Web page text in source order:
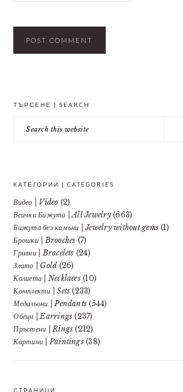
ТЪРСЕНЕ | SEARCH
this
КАТЕГОРИИ | CATEGORIES
Видео | Video (2)
Всички Бижута | All Jewelry(663)
Бижута без камъни | Jewelry without gems (1)
Брошки | Brooches (7)
Гривни | Bracelets (24)
Злато | Gold (26)
Колиета | Necklaces(10)
Комплекти | Sets (233)
Медальони | Pendants (544)
Обеци | Earrings (237)
Пръстени | Rings (212)
Картини | Paintings(38)
СТРАНИЦИ